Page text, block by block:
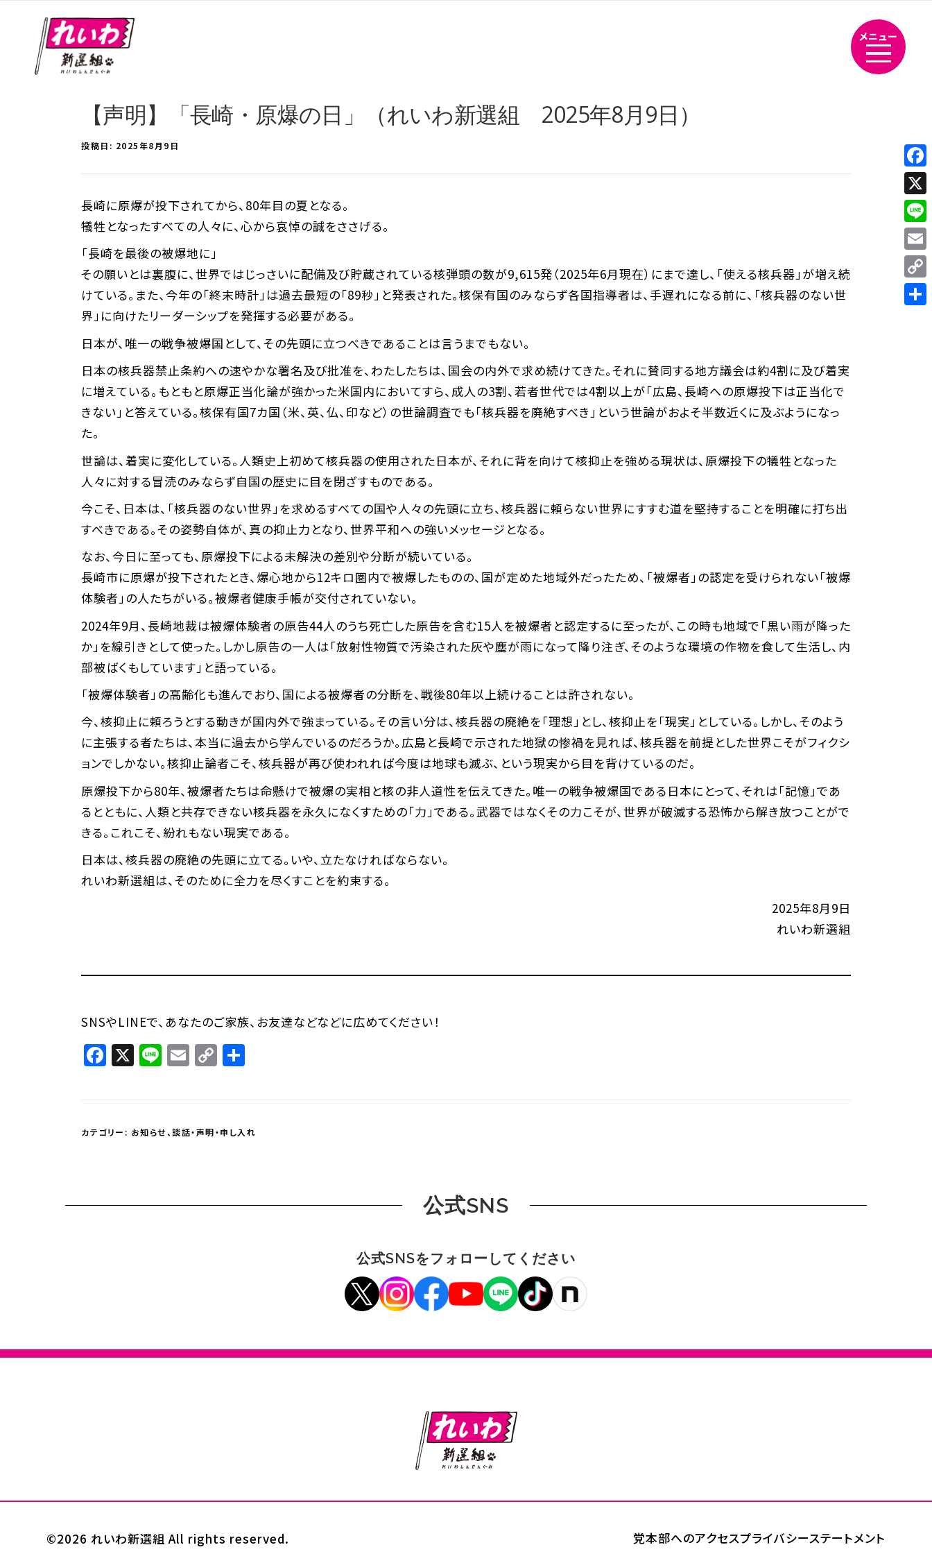
メニュー
【声明】「長崎・原爆の日」（れいわ新選組 2025年8月9日）
投稿日: 2025年8月9日
長崎に原爆が投下されてから、80年目の夏となる。
犠牲となったすべての人々に、心から哀悼の誠をささげる。
「長崎を最後の被爆地に」
その願いとは裏腹に、世界ではじっさいに配備及び貯蔵されている核弾頭の数が9,615発（2025年6月現在）にまで達し、「使える核兵器」が増え続
けている。また、今年の「終末時計」は過去最短の「89秒」と発表された。核保有国のみならず各国指導者は、手遅れになる前に、「核兵器のない世
界」に向けたリーダーシップを発揮する必要がある。
日本が、唯一の戦争被爆国として、その先頭に立つべきであることは言うまでもない。
日本の核兵器禁止条約への速やかな署名及び批准を、わたしたちは、国会の内外で求め続けてきた。それに賛同する地方議会は約4割に及び着実
に増えている。もともと原爆正当化論が強かった米国内においてすら、成人の3割、若者世代では4割以上が「広島、長崎への原爆投下は正当化で
きない」と答えている。核保有国7カ国（米、英、仏、印など）の世論調査でも「核兵器を廃絶すべき」という世論がおよそ半数近くに及ぶようになっ
た。
世論は、着実に変化している。人類史上初めて核兵器の使用された日本が、それに背を向けて核抑止を強める現状は、原爆投下の犠牲となった
人々に対する冒涜のみならず自国の歴史に目を閉ざすものである。
今こそ、日本は、「核兵器のない世界」を求めるすべての国や人々の先頭に立ち、核兵器に頼らない世界にすすむ道を堅持することを明確に打ち出
すべきである。その姿勢自体が、真の抑止力となり、世界平和への強いメッセージとなる。
なお、今日に至っても、原爆投下による未解決の差別や分断が続いている。
長崎市に原爆が投下されたとき、爆心地から12キロ圏内で被爆したものの、国が定めた地域外だったため、「被爆者」の認定を受けられない「被爆
体験者」の人たちがいる。被爆者健康手帳が交付されていない。
2024年9月、長崎地裁は被爆体験者の原告44人のうち死亡した原告を含む15人を被爆者と認定するに至ったが、この時も地域で「黒い雨が降った
か」を線引きとして使った。しかし原告の一人は「放射性物質で汚染された灰や塵が雨になって降り注ぎ、そのような環境の作物を食して生活し、内
部被ばくもしています」と語っている。
「被爆体験者」の高齢化も進んでおり、国による被爆者の分断を、戦後80年以上続けることは許されない。
今、核抑止に頼ろうとする動きが国内外で強まっている。その言い分は、核兵器の廃絶を「理想」とし、核抑止を「現実」としている。しかし、そのよう
に主張する者たちは、本当に過去から学んでいるのだろうか。広島と長崎で示された地獄の惨禍を見れば、核兵器を前提とした世界こそがフィクシ
ョンでしかない。核抑止論者こそ、核兵器が再び使われれば今度は地球も滅ぶ、という現実から目を背けているのだ。
原爆投下から80年、被爆者たちは命懸けで被爆の実相と核の非人道性を伝えてきた。唯一の戦争被爆国である日本にとって、それは「記憶」であ
るとともに、人類と共存できない核兵器を永久になくすための「力」である。武器ではなくその力こそが、世界が破滅する恐怖から解き放つことがで
きる。これこそ、紛れもない現実である。
日本は、核兵器の廃絶の先頭に立てる。いや、立たなければならない。
れいわ新選組は、そのために全力を尽くすことを約束する。
2025年8月9日
れいわ新選組
SNSやLINEで、あなたのご家族、お友達などなどに広めてください！
Facebook
X LineEmail
Copy
Link
カテゴリー: お知らせ、談話・声明・申し入れ
公式SNS
公式SNSをフォローしてください
党本部へのアクセスプライバシーステートメント
©2026 れいわ新選組 All rights reserved.
X
Line
Link